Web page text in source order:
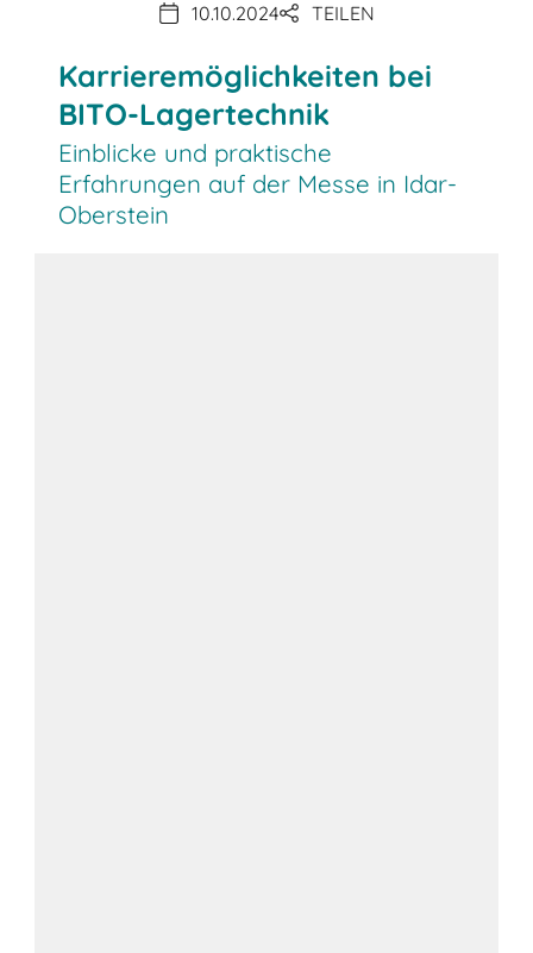
10.10.2024 TEILEN
Karrieremöglichkeiten bei
BITO-Lagertechnik
Einblicke und praktische
Erfahrungen auf der Messe in Idar-
Oberstein